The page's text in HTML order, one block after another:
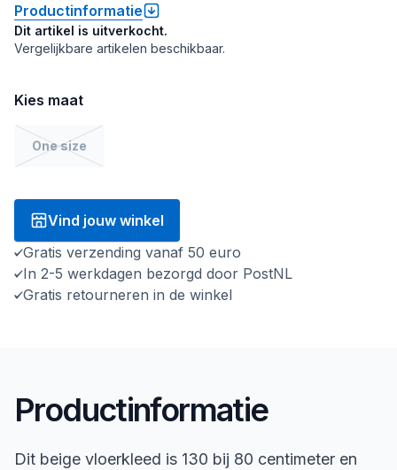
Productinformatie
Dit artikel is uitverkocht.
Vergelijkbare artikelen beschikbaar.
Kies maat
One size
Vind jouw winkel
Gratis verzending vanaf 50 euro
In 2-5 werkdagen bezorgd door PostNL
Gratis retourneren in de winkel
Productinformatie
Dit beige vloerkleed is 130 bij 80 centimeter en